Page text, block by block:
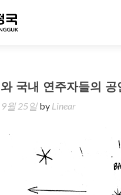
국내 연주자들의 공
월 25일by Linear